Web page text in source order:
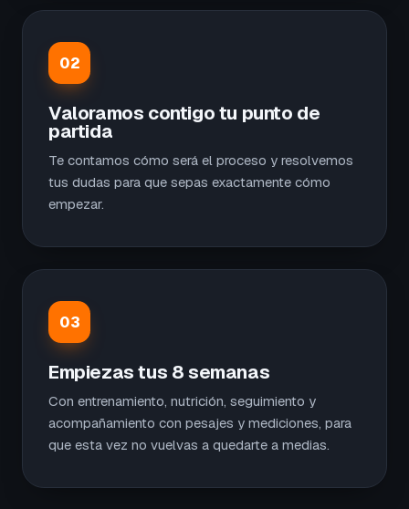
02
Valoramos contigo tu punto de
partida
Te contamos cómo será el proceso y resolvemos
tus dudas para que sepas exactamente cómo
empezar.
03
Empiezas tus 8 semanas
Con entrenamiento, nutrición, seguimiento y
acompañamiento con pesajes y mediciones, para
que esta vez no vuelvas a quedarte a medias.